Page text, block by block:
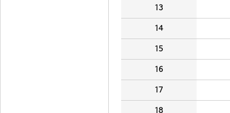
13
14
15
16
17
18